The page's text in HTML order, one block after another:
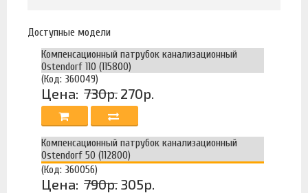
Доступные модели
Компенсационный патрубок канализационный
Ostendorf 110 (115800)
(Код: 360049)
Цена: 730р. 270р.
Компенсационный патрубок канализационный
Ostendorf 50 (112800)
(Код: 360056)
Цена: 790р. 305р.